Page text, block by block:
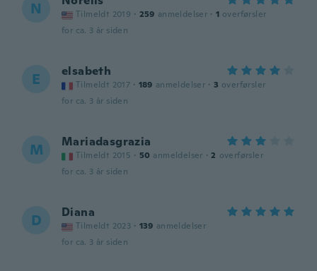
N Tilmeldt 2019 · 259 anmeldelser · 1 overførsler
for ca. 3 år siden
E elsabeth
Tilmeldt 2017 · 189 anmeldelser · 3 overførsler
for ca. 3 år siden
M Mariadasgrazia
Tilmeldt 2015 · 50 anmeldelser · 2 overførsler
for ca. 3 år siden
D Diana
Tilmeldt 2023 · 139 anmeldelser
for ca. 3 år siden